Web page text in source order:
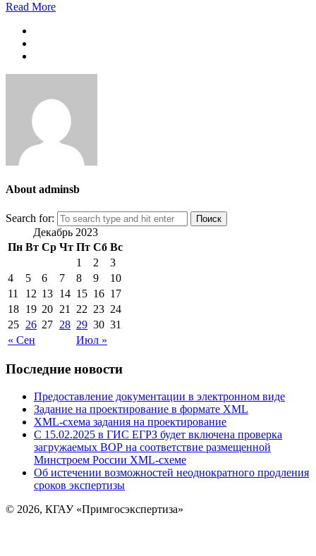
Read More
About adminsb
Search for:
Декабрь 2023
Пн Вт Ср Чт Пт Сб Вс
« Сен Июл »
1 2
3
4
5 6 7 8 9
10
11
12 13 14 15 16 17
18 19 20 21 22 23 24
25 26 27 28 29 30 31
Последние новости
Предоставление документации в электронном виде
Задание на проектирование в формате XML
XML-схема задания на проектирование
C 15.02.2025 в ГИС ЕГРЗ будет включена проверка
загружаемых ВОР на соответствие размещенной
Минстроем России XML-схеме
Об истечении возможностей неоднократного продления
сроков экспертизы
© 2026, КГАУ «Примгосэкспертиза»